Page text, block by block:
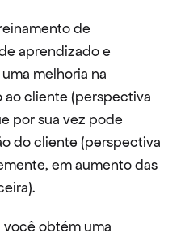
de
aprendizado e
melhoria na
cliente (perspectiva
por sua vez pode
do cliente (perspectiva
em aumento das
você obtém uma